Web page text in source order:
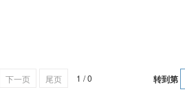
下一页 尾页 1 / 0 转到第